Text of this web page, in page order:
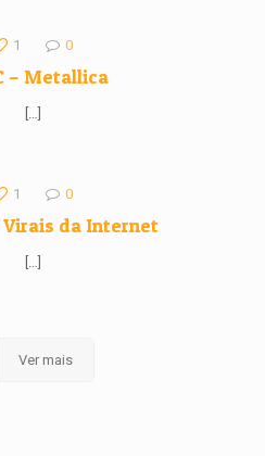
1 0
– Metallica
[…]
1 0
Virais da Internet
[…]
Ver mais